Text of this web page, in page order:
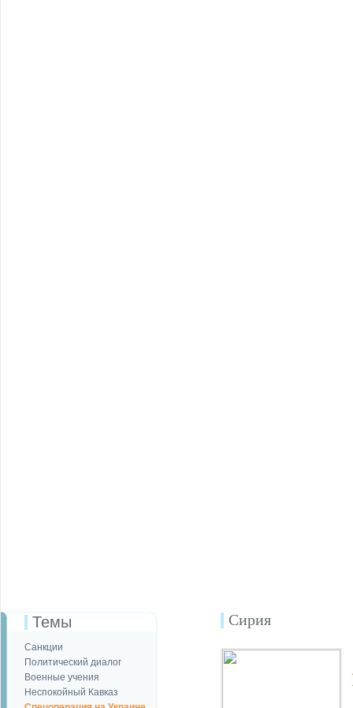
Темы
Санкции
Политический диалог
Военные учения
Неспокойный Кавказ
Сирия